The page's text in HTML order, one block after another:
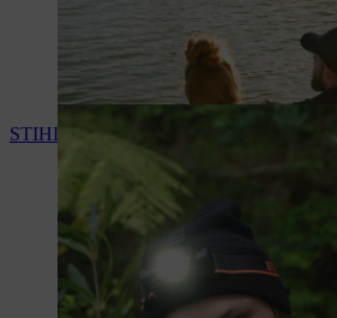
STIHL accessoarer & övriga produkter